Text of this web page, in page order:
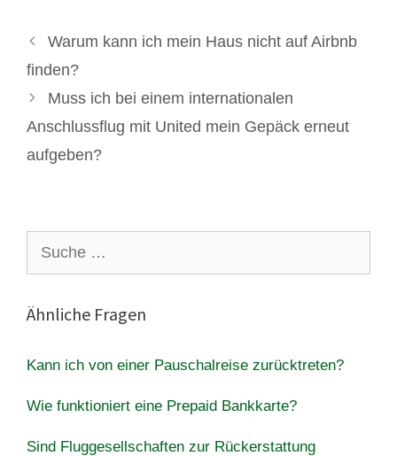
Warum kann ich mein Haus nicht auf Airbnb
finden?
Muss ich bei einem internationalen
Anschlussflug mit United mein Gepäck erneut
aufgeben?
nach:
Ähnliche Fragen
Kann ich von einer Pauschalreise zurücktreten?
Wie funktioniert eine Prepaid Bankkarte?
Sind Fluggesellschaften zur Rückerstattung